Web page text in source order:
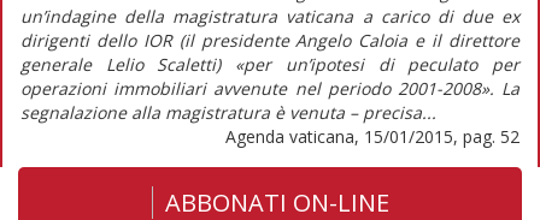
un’indagine della magistratura vaticana a carico di due ex
dirigenti dello IOR (il presidente Angelo Caloia e il direttore
generale Lelio Scaletti) «per un’ipotesi di peculato per
operazioni immobiliari avvenute nel periodo 2001-2008». La
segnalazione alla magistratura è venuta – precisa...
Agenda vaticana, 15/01/2015, pag. 52
ABBONATI ON-LINE